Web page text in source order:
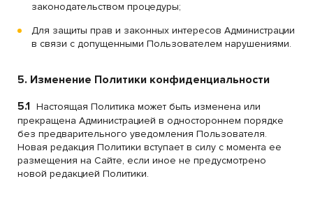
законодательством процедуры;
Для защиты прав и законных интересов Администрации
в связи с допущенными Пользователем нарушениями.
5. Изменение Политики конфиденциальности
5.1 Настоящая Политика может быть изменена или
прекращена Администрацией в одностороннем порядке
без предварительного уведомления Пользователя.
Новая редакция Политики вступает в силу с момента ее
размещения на Сайте, если иное не предусмотрено
новой редакцией Политики.